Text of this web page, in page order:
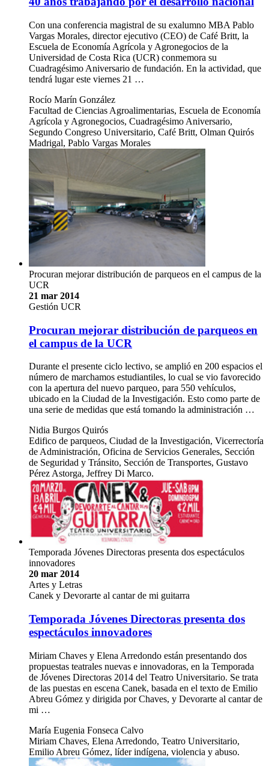
Con una conferencia magistral de su exalumno MBA Pablo
Vargas Morales, director ejecutivo (CEO) de Café Britt, la
Escuela de Economía Agrícola y Agronegocios de la
Universidad de Costa Rica (UCR) conmemora su
Cuadragésimo Aniversario de fundación. En la actividad, que
tendrá lugar este viernes 21 …
Rocío Marín González
Facultad de Ciencias Agroalimentarias, Escuela de Economía
Agrícola y Agronegocios, Cuadragésimo Aniversario,
Segundo Congreso Universitario, Café Britt, Olman Quirós
Madrigal, Pablo Vargas Morales
Procuran mejorar distribución de parqueos en el campus de la
UCR
21 mar 2014
Gestión UCR
Procuran mejorar distribución de parqueos en
el campus de la UCR
Durante el presente ciclo lectivo, se amplió en 200 espacios el
número de marchamos estudiantiles, lo cual se vio favorecido
con la apertura del nuevo parqueo, para 550 vehículos,
ubicado en la Ciudad de la Investigación. Esto como parte de
una serie de medidas que está tomando la administración …
Nidia Burgos Quirós
Edifico de parqueos, Ciudad de la Investigación, Vicerrectoría
de Administración, Oficina de Servicios Generales, Sección
de Seguridad y Tránsito, Sección de Transportes, Gustavo
Pérez Astorga, Jeffrey Di Marco.
Temporada Jóvenes Directoras presenta dos espectáculos
innovadores
20 mar 2014
Artes y Letras
Canek y Devorarte al cantar de mi guitarra
Temporada Jóvenes Directoras presenta dos
espectáculos innovadores
Miriam Chaves y Elena Arredondo están presentando dos
propuestas teatrales nuevas e innovadoras, en la Temporada
de Jóvenes Directoras 2014 del Teatro Universitario. Se trata
de las puestas en escena Canek, basada en el texto de Emilio
Abreu Gómez y dirigida por Chaves, y Devorarte al cantar de
mi …
María Eugenia Fonseca Calvo
Miriam Chaves, Elena Arredondo, Teatro Universitario,
Emilio Abreu Gómez, líder indígena, violencia y abuso.